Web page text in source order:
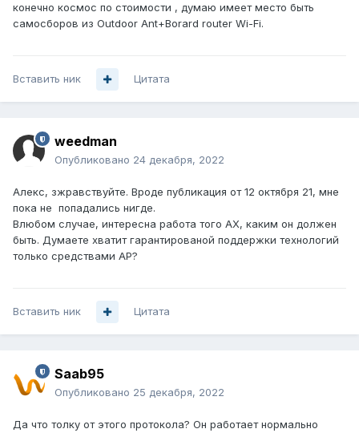
конечно космос по стоимости , думаю имеет место быть
самосборов из Outdoor Ant+Borard router Wi-Fi.
Вставить ник Цитата
weedman
Опубликовано 24 декабря, 2022
Алекс, зжравствуйте. Вроде публикация от 12 октября 21, мне
пока не попадались нигде.
Влюбом случае, интересна работа того АХ, каким он должен
быть. Думаете хватит гарантированой поддержки технологий
только средствами AP?
Вставить ник Цитата
Saab95
Опубликовано 25 декабря, 2022
Да что толку от этого протокола? Он работает нормально